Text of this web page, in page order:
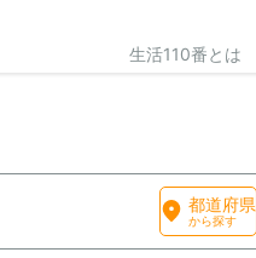
生活110番とは
都道府県
から探す